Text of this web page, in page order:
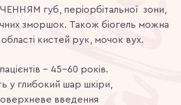
губ, періорбітальної зони,
зморшок. Також біогель можна
кистей рук, мочок вух.
– 45-60 років.
у глибокий шар шкіри,
введення